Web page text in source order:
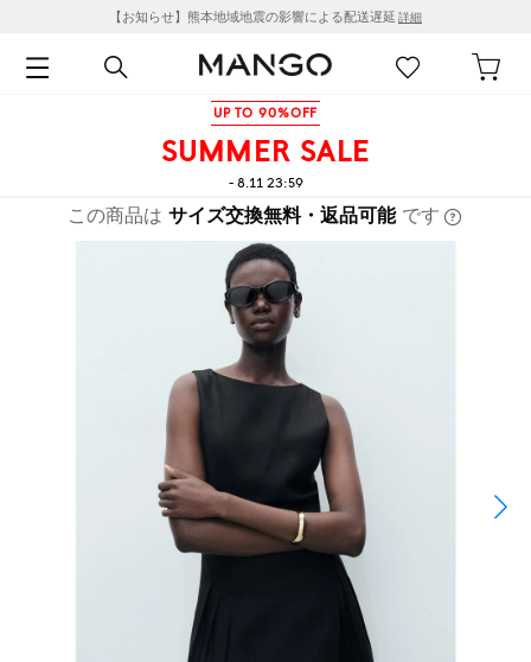
【お知らせ】熊本地域地震の影響による配送遅延 詳細
UP TO 90%OFF
SUMMER SALE
- 8.11 23:59
この商品は サイズ交換無料・返品可能 です